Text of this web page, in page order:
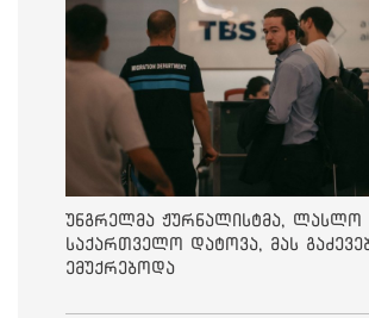
უნგრელმა ჟურნალისტმა, ლასლო
საქართველო დატოვა, მას
ემუქრებოდა